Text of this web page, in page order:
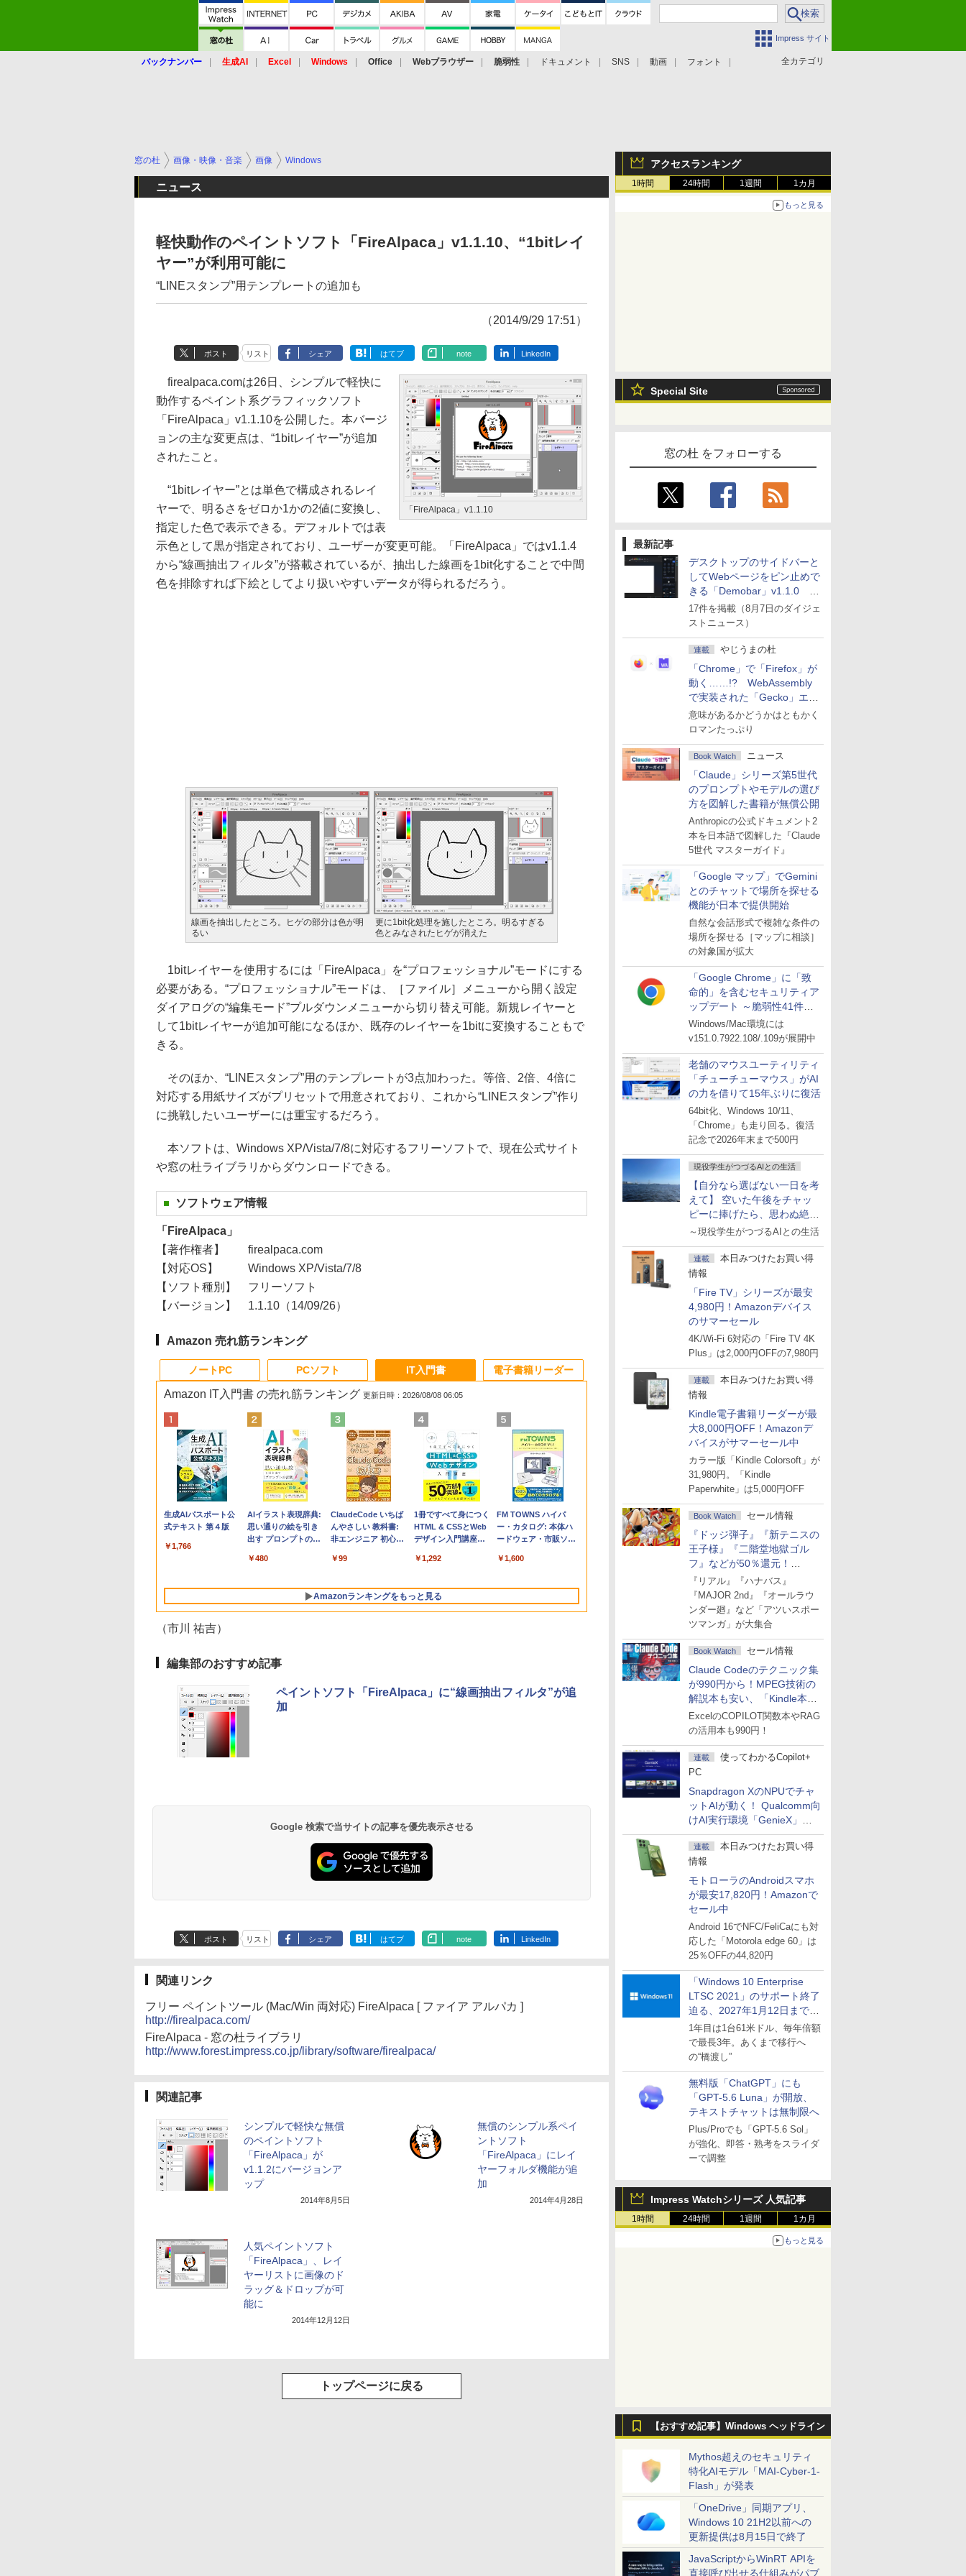
Impress サイト
全カテゴリ
バックナンバー 生成AI Excel Windows Office Webブラウザー 脆弱性 ドキュメント SNS 動画 フォント
アクセスランキング
1時間 24時間 1週間 1カ月
もっと見る
Special Site
窓の杜 をフォローする
最新記事
デスクトップのサイドバーと
してWebページをピン止めで
きる「Demobar」v1.1.0 ほ
か
17件を掲載（8月7日のダイジェ
ストニュース）
連載 やじうまの杜
「Chrome」で「Firefox」が
動く……!? WebAssembly
で実装された「Gecko」エン
ジン
意味があるかどうかはともかく
ロマンたっぷり
Book Watch ニュース
「Claude」シリーズ第5世代
のプロンプトやモデルの選び
方を図解した書籍が無償公開
Anthropicの公式ドキュメント2
本を日本語で図解した『Claude
5世代 マスターガイド』
「Google マップ」でGemini
とのチャットで場所を探せる
機能が日本で提供開始
自然な会話形式で複雑な条件の
場所を探せる［マップに相談］
の対象国が拡大
「Google Chrome」に「致
命的」を含むセキュリティア
ップデート ～脆弱性41件に
対処
Windows/Mac環境には
v151.0.7922.108/.109が展開中
老舗のマウスユーティリティ
「チューチューマウス」がAI
の力を借りて15年ぶりに復活
64bit化、Windows 10/11、
「Chrome」も走り回る。復活
記念で2026年末まで500円
現役学生がつづるAIとの生活
【自分なら選ばない一日を考
えて】 空いた午後をチャッ
ピーに捧げたら、思わぬ絶景
に出会った話
～現役学生がつづるAIとの生活
連載
本日みつけたお買い得
情報
「Fire TV」シリーズが最安
4,980円！Amazonデバイス
のサマーセール
4K/Wi-Fi 6対応の「Fire TV 4K
Plus」は2,000円OFFの7,980円
連載
本日みつけたお買い得
情報
Kindle電子書籍リーダーが最
大8,000円OFF！Amazonデ
バイスがサマーセール中
カラー版「Kindle Colorsoft」が
31,980円。「Kindle
Paperwhite」は5,000円OFF
Book Watch セール情報
『ドッジ弾子』『新テニスの
王子様』『二階堂地獄ゴル
フ』などが50％還元！
Amazonマンガ週末セール
『リアル』『ハナバス』
『MAJOR 2nd』『オールラウ
ンダー廻』など「アツいスポー
ツマンガ」が大集合
Book Watch セール情報
Claude Codeのテクニック集
が990円から！MPEG技術の
解説本も安い、「Kindle本サ
マーセール」第2弾開始！
ExcelのCOPILOT関数本やRAG
の活用本も990円！
連載
使ってわかるCopilot+
PC
Snapdragon XのNPUでチャ
ットAIが動く！ Qualcomm向
けAI実行環境「GenieX」を
試してみた
連載
本日みつけたお買い得
情報
モトローラのAndroidスマホ
が最安17,820円！Amazonで
セール中
Android 16でNFC/FeliCaにも対
応した「Motorola edge 60」は
25％OFFの44,820円
「Windows 10 Enterprise
LTSC 2021」のサポート終了
迫る、2027年1月12日まで
～ESUは9月1日から販売
1年目は1台61米ドル、毎年倍額
で最長3年。あくまで移行へ
の“橋渡し”
無料版「ChatGPT」にも
「GPT-5.6 Luna」が開放、
テキストチャットは無制限へ
Plus/Proでも「GPT-5.6 Sol」
が強化、即答・熟考をスライダ
ーで調整
Impress Watchシリーズ 人気記事
1時間 24時間 1週間 1カ月
もっと見る
【おすすめ記事】Windows ヘッドライン
Mythos超えのセキュリティ
特化AIモデル「MAI-Cyber-1-
Flash」が発表
「OneDrive」同期アプリ、
Windows 10 21H2以前への
更新提供は8月15日で終了
JavaScriptからWinRT APIを
直接呼び出せる仕組みがパブ
窓の杜 画像・映像・音楽 画像 Windows
ニュース
軽快動作のペイントソフト「FireAlpaca」v1.1.10、“1bitレイ
ヤー”が利用可能に
“LINEスタンプ”用テンプレートの追加も
（2014/9/29 17:51）
ポスト リスト シェア はてブ note LinkedIn
「FireAlpaca」v1.1.10
firealpaca.comは26日、シンプルで軽快に
動作するペイント系グラフィックソフト
「FireAlpaca」v1.1.10を公開した。本バージ
ョンの主な変更点は、“1bitレイヤー”が追加
されたこと。
“1bitレイヤー”とは単色で構成されるレイ
ヤーで、明るさをゼロか1かの2値に変換し、
指定した色で表示できる。デフォルトでは表
示色として黒が指定されており、ユーザーが変更可能。「FireAlpaca」ではv1.1.4
から“線画抽出フィルタ”が搭載されているが、抽出した線画を1bit化することで中間
色を排除すれば下絵としてより扱いやすいデータが得られるだろう。
線画を抽出したところ。ヒゲの部分は色が明
るい
更に1bit化処理を施したところ。明るすぎる
色とみなされたヒゲが消えた
1bitレイヤーを使用するには「FireAlpaca」を“プロフェッショナル”モードにする
必要がある。“プロフェッショナル”モードは、［ファイル］メニューから開く設定
ダイアログの“編集モード”プルダウンメニューから切り替え可能。新規レイヤーと
して1bitレイヤーが追加可能になるほか、既存のレイヤーを1bitに変換することもで
きる。
そのほか、“LINEスタンプ”用のテンプレートが3点加わった。等倍、2倍、4倍に
対応する用紙サイズがプリセットで用意されており、これから“LINEスタンプ”作り
に挑戦したいユーザーには重宝するだろう。
本ソフトは、Windows XP/Vista/7/8に対応するフリーソフトで、現在公式サイト
や窓の杜ライブラリからダウンロードできる。
ソフトウェア情報
「FireAlpaca」
【著作権者】
firealpaca.com
【対応OS】
Windows XP/Vista/7/8
【ソフト種別】
フリーソフト
【バージョン】
1.1.10（14/09/26）
Amazon 売れ筋ランキング
ノートPC
Apple 2026
MacBook Neo A18
ンチノートブック：
Retinaディスプレ
512GB SSD、1080p
FaceTime HDカメ
ラ、Touch ID - イン
AppleCare+ for 13イ
Neo(A18 Pro)|ダウン
ロード版
tomtoc 360°保護
15.6 16インチ パソコ
ンケース Dell NEC
dynabook Lenovo
￥2,952
Apple 2026
MacBook Air M5チ
ップ搭載13インチノ
Apple Intelligence、
Retinaディスプレ
イ、16GBユニファイ
ドメモリ、1TB SSD
￥261,414
【Amazon.co.jp限
定】 HP ノートパソ
コン 15-fd 15.6イン
512GB SSD インテ
￥129,800
FMV ノートパソコン
WE1-K3 (MS 365
Personal/Copilotキー
型/Core i5/16GB/SSD
FMVWK3E15W_AZ
￥139,880
PCソフト
Robloxギフトカード
- 800 Robux 【限定
を含む】 【オンライ
インコード版
Robloxギフトカード
- 1000 Robux 【限定
バーチャルアイテム
ンゲームコード】 ロ
ンコード版
￥1,600
Microsoft Office
Home & Business
2024(最新 永続版)|オ
版|Windows11、
￥39,582
Robloxギフトカード
- 2,000 Robux 【限
定バーチャルアイテ
インゲームコード】
ラインコード版
￥3,200
Windows版 |
Minecraft (マインクラ
フト): Java & Bedrock
ード版
￥3,600
IT入門書
Amazon IT入門書 の売れ筋ランキング 更新日時：2026/08/08 06:05
生成AIパスポート公
式テキスト 第４版
￥1,766
AIイラスト表現辞典:
思い通りの絵を引き
出す プロンプトの言
ズ (はぴーイラスト
￥480
ClaudeCode いちば
んやさしい 教科書:
非エンジニア 初心者
マニュアル AI副業に
もKindle出版にも！
非エンジニアのため
のAIコーディング入
￥99
1冊ですべて身につく
HTML & CSSとWeb
デザイン入門講座
￥1,292
FM TOWNS ハイパ
ー・カタログ: 本体ハ
ードウェア・市販ソフ
トリストと最新エミュ
￥1,600
Amazonランキングをもっと見る
電子書籍リーダー
Amazon Kindle
Paperwhite (16GB)
テリー、広告なし、
に優しい、かさばら
チディスプレイ電子
ック、16GB、広告な
調節ライト、12週間
告なし、メタリック
ブラック
ト、最大8週間持続バ
し、ブラック (2025
年発売)
明るさ自動調整、色調
（市川 祐吉）
編集部のおすすめ記事
ペイントソフト「FireAlpaca」に“線画抽出フィルタ”が追
加
Google 検索で当サイトの記事を優先表示させる
ポスト リスト シェア はてブ note LinkedIn
関連リンク
フリー ペイントツール (Mac/Win 両対応) FireAlpaca [ ファイア アルパカ ]
http://firealpaca.com/
FireAlpaca - 窓の杜ライブラリ
http://www.forest.impress.co.jp/library/software/firealpaca/
関連記事
シンプルで軽快な無償
のペイントソフト
「FireAlpaca」が
v1.1.2にバージョンア
ップ
2014年8月5日
無償のシンプル系ペイ
ントソフト
「FireAlpaca」にレイ
ヤーフォルダ機能が追
加
2014年4月28日
人気ペイントソフト
「FireAlpaca」、レイ
ヤーリストに画像のド
ラッグ＆ドロップが可
能に
2014年12月12日
トップページに戻る